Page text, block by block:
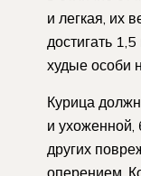
и легкая, их
достигать
худые особи
Курица
и ухоженной,
других